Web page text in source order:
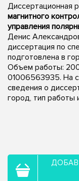
Диссертационная
магнитного
управления
Денис
диссертация по
подготовлена в
Объем работы: 200
01006563935. На
сведения о
город, тип работы